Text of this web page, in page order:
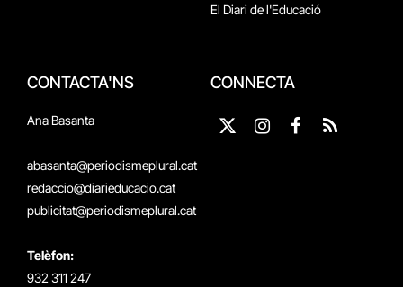
El Diari de l'Educació
CONTACTA'NS
Ana Basanta
abasanta@periodismeplural.cat
redaccio@diarieducacio.cat
publicitat@periodismeplural.cat
Telèfon:
932 311 247
CONNECTA
X
Instagram
Facebook
RSS